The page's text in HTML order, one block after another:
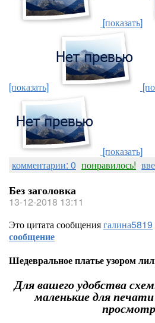
[показать]
[показать]
[показать]
комментарии: 0 понравилось!
Без заголовка
13-12-2018 13:11
Это цитата сообщениягалина5819
сообщение
Шедевральное платье узором
Для вашего удобства
маленькие для